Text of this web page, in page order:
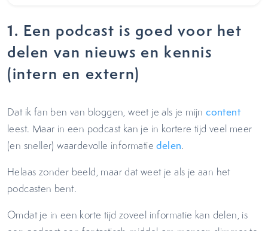
1. Een podcast is goed voor het
delen van nieuws en kennis
(intern en extern)
Dat ik fan ben van bloggen, weet je als je mijncontent
leest. Maar in een podcast kan je in kortere tijd veel meer
(en sneller) waardevolle informatiedelen.
Helaas zonder beeld, maar dat weet je als je aan het
podcasten bent.
Omdat je in een korte tijd zoveel informatie kan delen, is